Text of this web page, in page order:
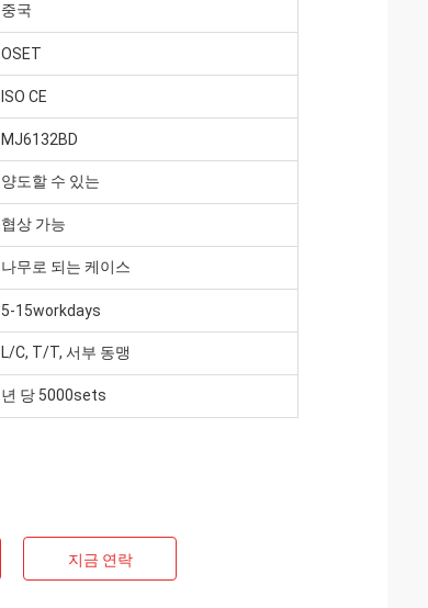
중국
OSET
ISO CE
MJ6132BD
양도할 수 있는
협상 가능
나무로 되는 케이스
5-15workdays
L/C, T/T, 서부 동맹
년 당 5000sets
지금 연락